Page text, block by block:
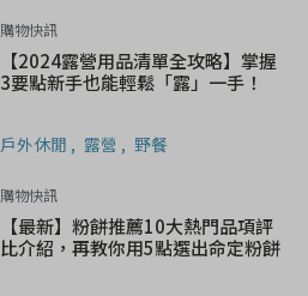
購物快訊
【2024露營用品清單全攻略】掌握
3要點新手也能輕鬆「露」一手！
戶外休閒 露營 野餐
購物快訊
【最新】粉餅推薦10大熱門品項評
比介紹，再教你用5點選出命定粉餅